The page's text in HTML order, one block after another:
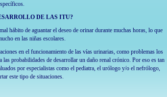
DE LAS ITU?
hábito de aguantar el deseo de orinar durante muchas horas, lo que
en las niñas escolares.
en el funcionamiento de las vías urinarias, como problemas los
probabilidades de desarrollar un daño renal crónico. Por eso es tan
por especialistas como el pediatra, el urólogo y/o el nefrólogo,
este tipo de situaciones.